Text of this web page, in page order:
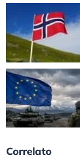
Correlato